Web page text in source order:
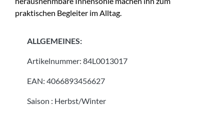
praktischen Begleiter im Alltag.
ALLGEMEINES:
Artikelnummer: 84L0013017
EAN: 4066893456627
Saison : Herbst/Winter